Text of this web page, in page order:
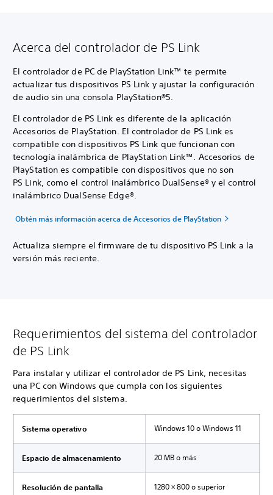
Acerca del controlador de PS Link
El controlador de PC de PlayStation Link™ te permite
actualizar tus dispositivos PS Link y ajustar la configuración
de audio sin una consola PlayStation®5.
El controlador de PS Link es diferente de la aplicación
Accesorios de PlayStation. El controlador de PS Link es
compatible con dispositivos PS Link que funcionan con
tecnología inalámbrica de PlayStation Link™. Accesorios de
PlayStation es compatible con dispositivos que no son
PS Link, como el control inalámbrico DualSense® y el control
inalámbrico DualSense Edge®.
Obtén más información acerca de Accesorios de PlayStation
Actualiza siempre el firmware de tu dispositivo PS Link a la
versión más reciente.
Requerimientos del sistema del controlador
de PS Link
Para instalar y utilizar el controlador de PS Link, necesitas
una PC con Windows que cumpla con los siguientes
requerimientos del sistema.
Sistema operativo Windows 10 o Windows 11
Espacio de almacenamiento 20 MB o más
Resolución de pantalla 1280 × 800 o superior